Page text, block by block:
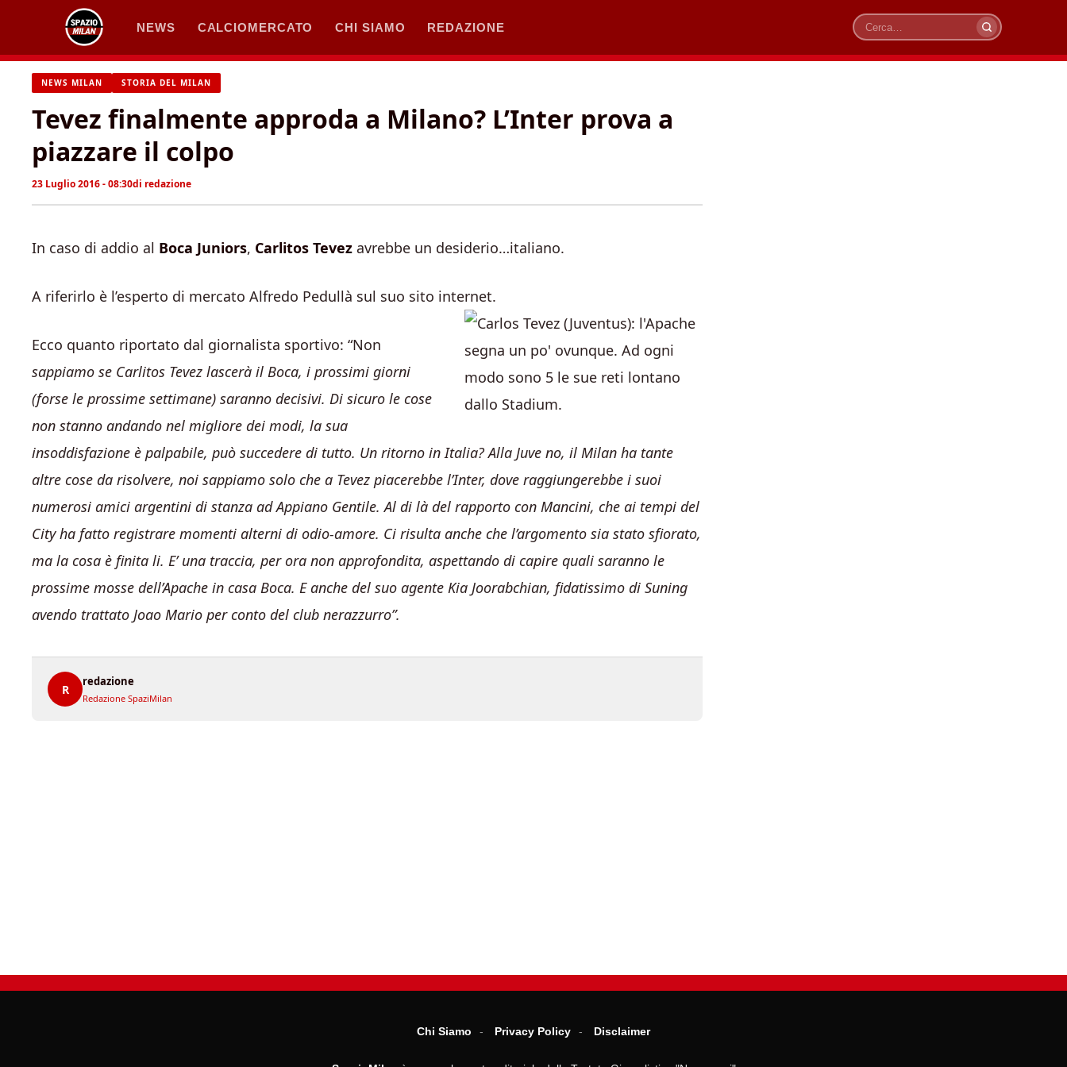
contenuto
NEWS CALCIOMERCATO CHI SIAMO REDAZIONE
Cerca
NEWS MILAN STORIA DEL MILAN
Tevez finalmente approda a Milano? L’Inter prova a
piazzare il colpo
23 Luglio 2016 - 08:30di redazione
In caso di addio al Boca Juniors, Carlitos Tevez avrebbe un desiderio…italiano.
A riferirlo è l’esperto di mercato Alfredo Pedullà sul suo sito internet.
Ecco quanto riportato dal giornalista sportivo: “Non
sappiamo se Carlitos Tevez lascerà il Boca, i prossimi giorni
(forse le prossime settimane) saranno decisivi. Di sicuro le cose
non stanno andando nel migliore dei modi, la sua
insoddisfazione è palpabile, può succedere di tutto. Un ritorno in Italia? Alla Juve no, il Milan ha tante
altre cose da risolvere, noi sappiamo solo che a Tevez piacerebbe l’Inter, dove raggiungerebbe i suoi
numerosi amici argentini di stanza ad Appiano Gentile. Al di là del rapporto con Mancini, che ai tempi del
City ha fatto registrare momenti alterni di odio-amore. Ci risulta anche che l’argomento sia stato sfiorato,
ma la cosa è finita li. E’ una traccia, per ora non approfondita, aspettando di capire quali saranno le
prossime mosse dell’Apache in casa Boca. E anche del suo agente Kia Joorabchian, fidatissimo di Suning
avendo trattato Joao Mario per conto del club nerazzurro”.
R
redazione
Redazione SpaziMilan
Chi Siamo Privacy Policy Disclaimer